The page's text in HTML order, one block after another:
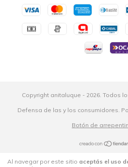
Al navegar por este sitio aceptás el uso
Copyright anitaluque - 2026. Todos
Defensa de las y los consumidores.
Botón de